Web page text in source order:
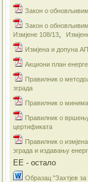
​Закон о
​Закон о обновљивим
Измјене 108/13,
Измјена и допуна
Акциони план
Правилник о
зграда
Правилник о
Правилник о вршењу
цертификата
Правилник о
зграда и издавању
ЕЕ - остало
Образац "Захтјев